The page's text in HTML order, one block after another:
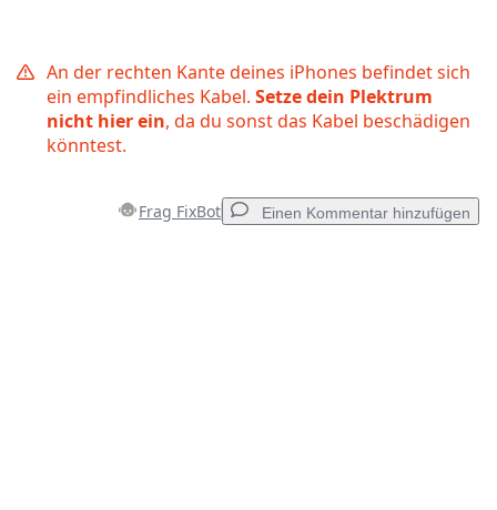
An der rechten Kante deines iPhones befindet sich
ein empfindliches Kabel. Setze dein Plektrum
nicht hier ein, da du sonst das Kabel beschädigen
könntest.
Frag FixBot Einen Kommentar hinzufügen